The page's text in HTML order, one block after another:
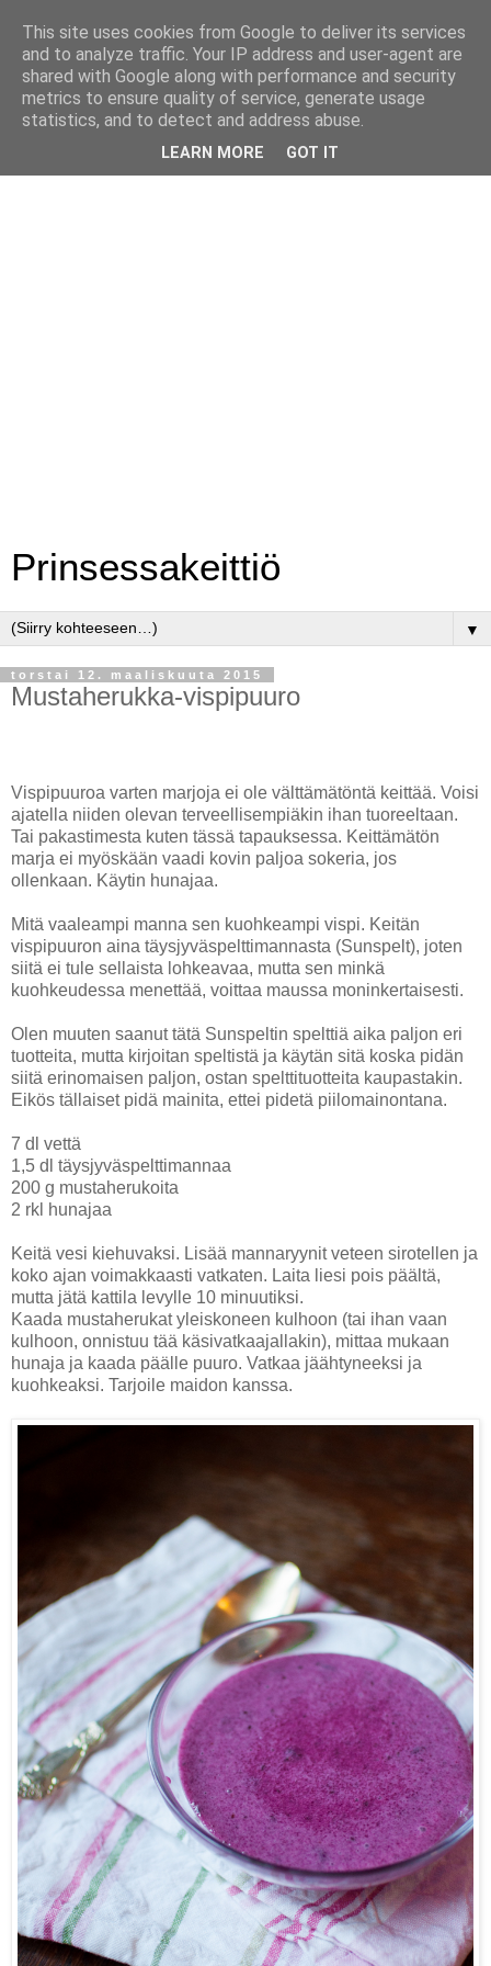
Prinsessakeittiö
▼
torstai 12. maaliskuuta 2015
Mustaherukka-vispipuuro
Vispipuuroa varten marjoja ei ole välttämätöntä keittää. Voisi
ajatella niiden olevan terveellisempiäkin ihan tuoreeltaan.
Tai pakastimesta kuten tässä tapauksessa. Keittämätön
marja ei myöskään vaadi kovin paljoa sokeria, jos
ollenkaan. Käytin hunajaa.
Mitä vaaleampi manna sen kuohkeampi vispi. Keitän
vispipuuron aina täysjyväspelttimannasta (Sunspelt), joten
siitä ei tule sellaista lohkeavaa, mutta sen minkä
kuohkeudessa menettää, voittaa maussa moninkertaisesti.
Olen muuten saanut tätä Sunspeltin spelttiä aika paljon eri
tuotteita, mutta kirjoitan speltistä ja käytän sitä koska pidän
siitä erinomaisen paljon, ostan spelttituotteita kaupastakin.
Eikös tällaiset pidä mainita, ettei pidetä piilomainontana.
7 dl vettä
1,5 dl täysjyväspelttimannaa
200 g mustaherukoita
2 rkl hunajaa
Keitä vesi kiehuvaksi. Lisää mannaryynit veteen sirotellen ja
koko ajan voimakkaasti vatkaten. Laita liesi pois päältä,
mutta jätä kattila levylle 10 minuutiksi.
Kaada mustaherukat yleiskoneen kulhoon (tai ihan vaan
kulhoon, onnistuu tää käsivatkaajallakin), mittaa mukaan
hunaja ja kaada päälle puuro. Vatkaa jäähtyneeksi ja
kuohkeaksi. Tarjoile maidon kanssa.
This site uses cookies from Google to deliver its services
and to analyze traffic. Your IP address and user-agent are
shared with Google along with performance and security
metrics to ensure quality of service, generate usage
statistics, and to detect and address abuse.
LEARN MORE GOT IT